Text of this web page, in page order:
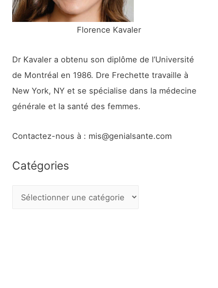
:
Florence Kavaler
Dr Kavaler a obtenu son diplôme de l’Université
de Montréal en 1986. Dre Frechette travaille à
New York, NY et se spécialise dans la médecine
générale et la santé des femmes.
Contactez-nous à : mis@genialsante.com
Catégories